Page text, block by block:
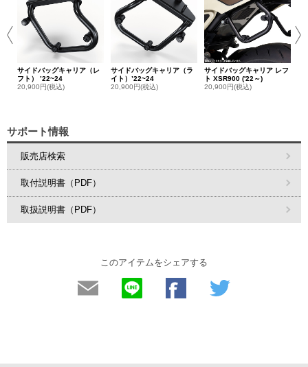
サイドバッグキャリア（レ
フト） ’22~24
20,900円(税込)
サイドバッグキャリア（ラ
イト）’22~24
20,900円(税込)
サイドバッグキャリア レフ
ト XSR900 ('22～)
20,900円(税込)
サポート情報
販売店検索
取付説明書（PDF）
取扱説明書（PDF）
このアイテムをシェアする